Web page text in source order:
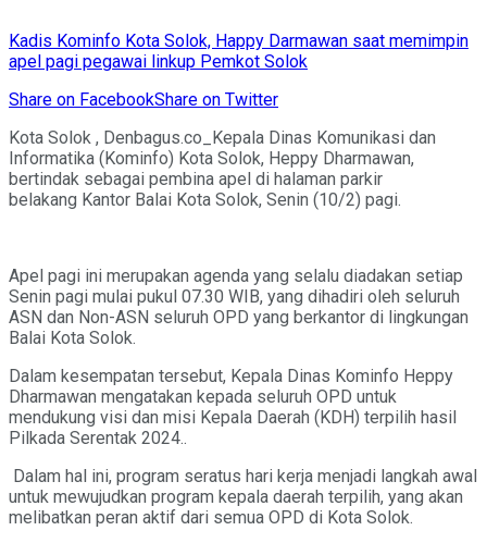
Kadis Kominfo Kota Solok, Happy Darmawan saat memimpin
apel pagi pegawai linkup Pemkot Solok
Share on FacebookShare on Twitter
Kota Solok , Denbagus.co_Kepala Dinas Komunikasi dan
Informatika (Kominfo) Kota Solok, Heppy Dharmawan,
bertindak sebagai pembina apel di halaman parkir
belakang Kantor Balai Kota Solok, Senin (10/2) pagi.
Apel pagi ini merupakan agenda yang selalu diadakan setiap
Senin pagi mulai pukul 07.30 WIB, yang dihadiri oleh seluruh
ASN dan Non-ASN seluruh OPD yang berkantor di lingkungan
Balai Kota Solok.
Dalam kesempatan tersebut, Kepala Dinas Kominfo Heppy
Dharmawan mengatakan kepada seluruh OPD untuk
mendukung visi dan misi Kepala Daerah (KDH) terpilih hasil
Pilkada Serentak 2024..
Dalam hal ini, program seratus hari kerja menjadi langkah awal
untuk mewujudkan program kepala daerah terpilih, yang akan
melibatkan peran aktif dari semua OPD di Kota Solok.